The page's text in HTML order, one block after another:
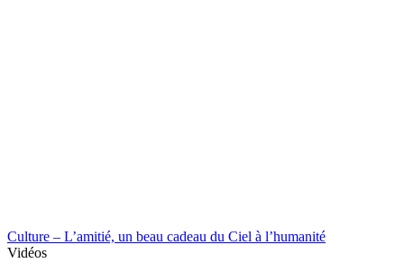
Culture – L’amitié, un beau cadeau du Ciel à l’humanité
Vidéos